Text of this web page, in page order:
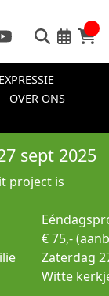
OVER ONS
sept 2025
project is
€ 75,-
Zaterdag
Witte